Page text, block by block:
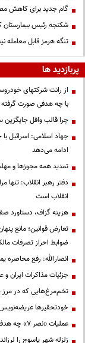
گام جدید برای کاهش
شکنجه رئیس بیمارستان
تنگه هرمز قابل معامله
پربازدید ها
از رانت‌ شرکتهای
با چه هدفی صورت
چرا قالب وافل
جهاد اسلامی: اسرائیل
ادامه می‌دهد
تمدید همه مجوزها و
دفتر رهبر انقلاب: تنها
انقلاب است
هزینه گزاف، دستاورد
تعارض قوانین؛ مانع
ضوابط احراز تصرفات
انصارالله: رفع
جزئیات مذاکرات ایران و
تخم‌مرغ‌هایی که در مرز
خودتحقیرها
عملیات «نصر ۷» چه هدفی را دنبال می‌کرد؟
زلزله شهر یاسوج را لرزاند